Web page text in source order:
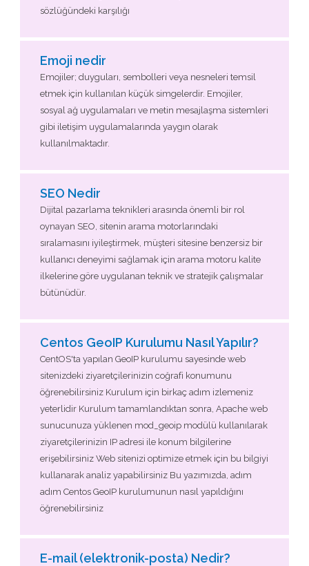
sözlüğündeki karşılığı
Emoji nedir
Emojiler; duyguları, sembolleri veya nesneleri temsil
etmek için kullanılan küçük simgelerdir. Emojiler,
sosyal ağ uygulamaları ve metin mesajlaşma sistemleri
gibi iletişim uygulamalarında yaygın olarak
kullanılmaktadır.
SEO Nedir
Dijital pazarlama teknikleri arasında önemli bir rol
oynayan SEO, sitenin arama motorlarındaki
sıralamasını iyileştirmek, müşteri sitesine benzersiz bir
kullanıcı deneyimi sağlamak için arama motoru kalite
ilkelerine göre uygulanan teknik ve stratejik çalışmalar
bütünüdür.
Centos GeoIP Kurulumu Nasıl Yapılır?
CentOS'ta yapılan GeoIP kurulumu sayesinde web
sitenizdeki ziyaretçilerinizin coğrafi konumunu
öğrenebilirsiniz Kurulum için birkaç adım izlemeniz
yeterlidir Kurulum tamamlandıktan sonra, Apache web
sunucunuza yüklenen mod_geoip modülü kullanılarak
ziyaretçilerinizin IP adresi ile konum bilgilerine
erişebilirsiniz Web sitenizi optimize etmek için bu bilgiyi
kullanarak analiz yapabilirsiniz Bu yazımızda, adım
adım Centos GeoIP kurulumunun nasıl yapıldığını
öğrenebilirsiniz
E-mail (elektronik-posta) Nedir?